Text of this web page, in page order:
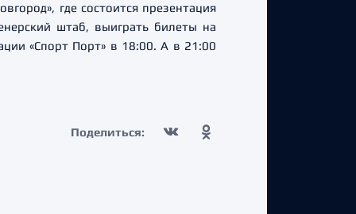
где состоится презентация
штаб, выиграть билеты на
«Спорт Порт» в 18:00. А в 21:00
Поделиться: